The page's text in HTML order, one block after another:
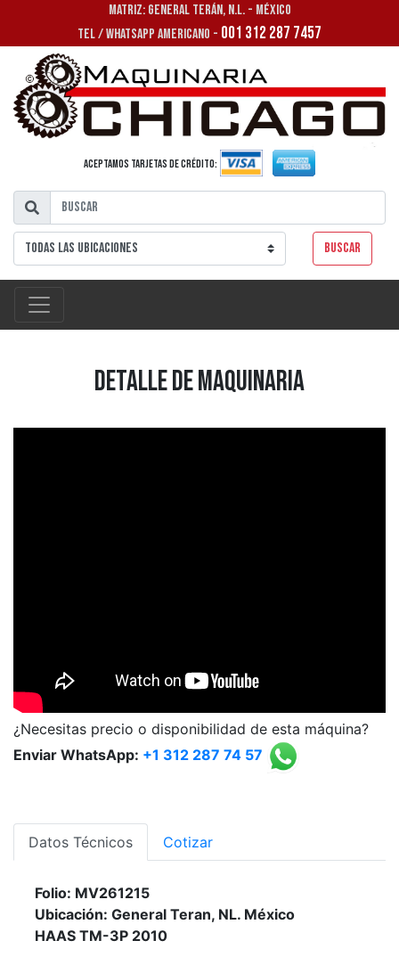
MATRIZ: GENERAL TERÁN, N.L. - MÉXICO
TEL / WHATSAPP AMERICANO - 001 312 287 7457
Aceptamos tarjetas de crédito:
Buscar
Detalle de Maquinaria
¿Necesitas precio o disponibilidad de esta máquina?
Enviar WhatsApp: +1 312 287 74 57
Datos Técnicos Cotizar
Folio: MV261215
Ubicación: General Teran, NL. México
HAAS TM-3P 2010